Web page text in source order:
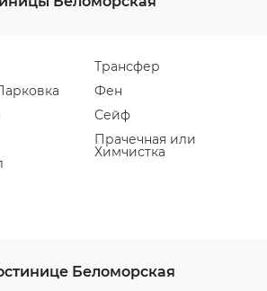
Трансфер
Фен
Сейф
Прачечная или
Химчистка
Беломорская